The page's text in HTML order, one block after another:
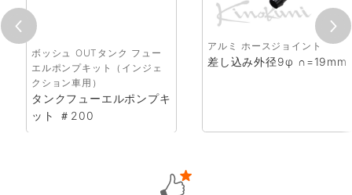
シュ...
ボッシュ OUTタンク フュー
エルポンプキット（インジェ
クション車用）
タンクフューエルポンプキ
ット ＃200
アルミ ホース
差し込み外